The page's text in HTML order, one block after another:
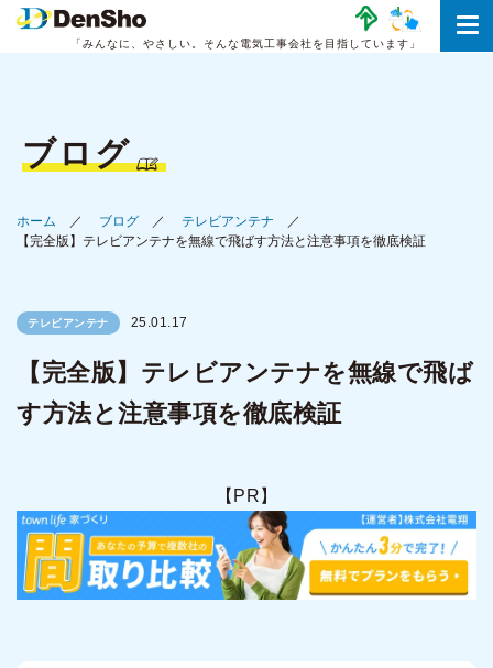
「みんなに、やさしい。 そんな電気工事会社を目指しています」
ブログ
ホーム ブログ
テレビアンテナ
【完全版】テレビアンテナを無線で飛ばす方法と注意事項を徹底検証
テレビアンテナ 25.01.17
【完全版】テレビアンテナを無線で飛ば
す方法と注意事項を徹底検証
【PR】